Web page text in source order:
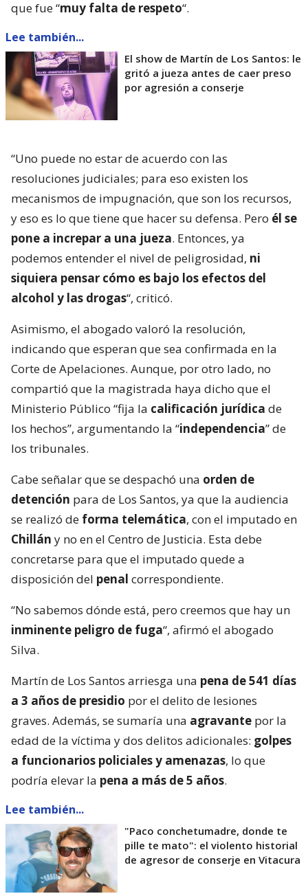
que fue “muy falta de respeto“.
Lee también...
El show de Martín de Los Santos: le
gritó a jueza antes de caer preso
por agresión a conserje
“Uno puede no estar de acuerdo con las
resoluciones judiciales; para eso existen los
mecanismos de impugnación, que son los recursos,
y eso es lo que tiene que hacer su defensa. Pero él se
pone a increpar a una jueza. Entonces, ya
podemos entender el nivel de peligrosidad, ni
siquiera pensar cómo es bajo los efectos del
alcohol y las drogas“, criticó.
Asimismo, el abogado valoró la resolución,
indicando que esperan que sea confirmada en la
Corte de Apelaciones. Aunque, por otro lado, no
compartió que la magistrada haya dicho que el
Ministerio Público “fija la calificación jurídica de
los hechos”, argumentando la “independencia” de
los tribunales.
Cabe señalar que se despachó una orden de
detención para de Los Santos, ya que la audiencia
se realizó de forma telemática, con el imputado en
Chillán y no en el Centro de Justicia. Esta debe
concretarse para que el imputado quede a
disposición del penal correspondiente.
“No sabemos dónde está, pero creemos que hay un
inminente peligro de fuga“, afirmó el abogado
Silva.
Martín de Los Santos arriesga una pena de 541 días
a 3 años de presidio por el delito de lesiones
graves. Además, se sumaría una agravante por la
edad de la víctima y dos delitos adicionales: golpes
a funcionarios policiales y amenazas, lo que
podría elevar la pena a más de 5 años.
Lee también...
"Paco conchetumadre, donde te
pille te mato": el violento historial
de agresor de conserje en Vitacura